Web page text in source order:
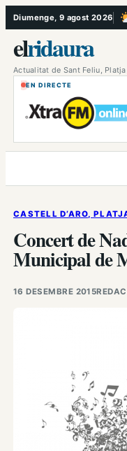
Vés
al
contingut
Diumenge, 9 agost 2026 ,
elridaura
Actualitat de Sant Feliu, Platja
EN DIRECTE
CASTELL D’ARO,
Concert de
Municipal de
16 DESEMBRE 2015